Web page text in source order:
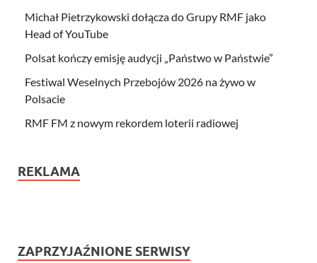
Michał Pietrzykowski dołącza do Grupy RMF jako
Head of YouTube
Polsat kończy emisję audycji „Państwo w Państwie”
Festiwal Weselnych Przebojów 2026 na żywo w
Polsacie
RMF FM z nowym rekordem loterii radiowej
REKLAMA
ZAPRZYJAŹNIONE SERWISY